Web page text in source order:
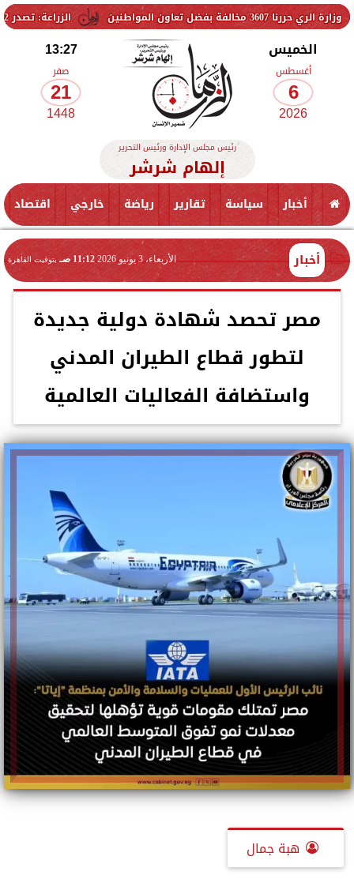
الزراعة: تصدر 712 ترخيص تشغيل جديد لمشروعات الثروة الحيوانية والداجنة.. وتسجيل 832 مخلوط أعلاف المواطنين
الخميس
أغسطس
6
2026
13:27
صفر
21
1448
رئيس مجلس الإدارة ورئيس التحرير
إلهام شرشر
أخبار سياسة تقارير رياضة خارجي اقتصاد
أخبار الأربعاء، 3 يونيو 2026 11:12 صـ بتوقيت القاهرة
مصر تحصد شهادة دولية جديدة
لتطور قطاع الطيران المدني
واستضافة الفعاليات العالمية
هبة جمال